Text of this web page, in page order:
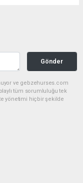
Gönder
ve gebzehurses.com
tüm sorumluluğu tek
yönetimi hiçbir şekilde